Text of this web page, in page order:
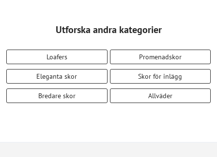
Utforska andra kategorier
Loafers Promenadskor
Eleganta skor Skor för inlägg
Bredare skor Allväder